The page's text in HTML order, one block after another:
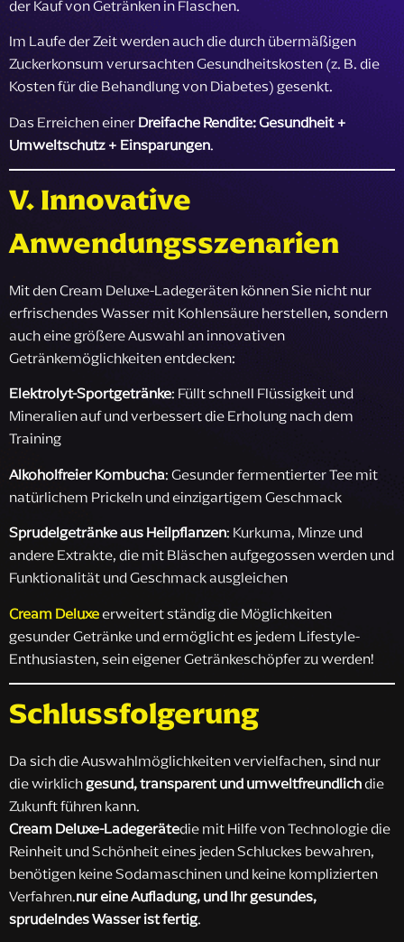
der Kauf von Getränken in Flaschen.
Im Laufe der Zeit werden auch die durch übermäßigen
Zuckerkonsum verursachten Gesundheitskosten (z. B. die
Kosten für die Behandlung von Diabetes) gesenkt.
Das Erreichen einerDreifache Rendite: Gesundheit +
Umweltschutz + Einsparungen.
V. Innovative
Anwendungsszenarien
Mit den Cream Deluxe-Ladegeräten können Sie nicht nur
erfrischendes Wasser mit Kohlensäure herstellen, sondern
auch eine größere Auswahl an innovativen
Getränkemöglichkeiten entdecken:
Elektrolyt-Sportgetränke: Füllt schnell Flüssigkeit und
Mineralien auf und verbessert die Erholung nach dem
Training
Alkoholfreier Kombucha: Gesunder fermentierter Tee mit
natürlichem Prickeln und einzigartigem Geschmack
Sprudelgetränke aus Heilpflanzen: Kurkuma, Minze und
andere Extrakte, die mit Bläschen aufgegossen werden und
Funktionalität und Geschmack ausgleichen
Cream Deluxeerweitert ständig die Möglichkeiten
gesunder Getränke und ermöglicht es jedem Lifestyle-
Enthusiasten, sein eigener Getränkeschöpfer zu werden!
Schlussfolgerung
Da sich die Auswahlmöglichkeiten vervielfachen, sind nur
die wirklichgesund, transparent und umweltfreundlichdie
Zukunft führen kann.
Cream Deluxe-Ladegerätedie mit Hilfe von Technologie die
Reinheit und Schönheit eines jeden Schluckes bewahren,
benötigen keine Sodamaschinen und keine komplizierten
Verfahren.nur eine Aufladung, und Ihr gesundes,
sprudelndes Wasser ist fertig.